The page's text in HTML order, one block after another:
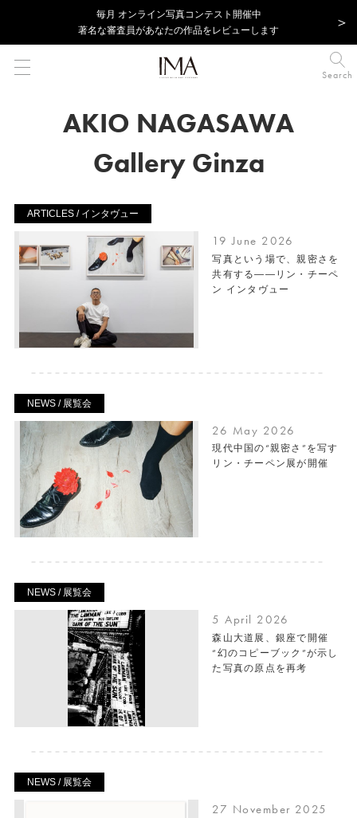
毎⽉ オンライン写真コンテスト開催中
著名な審査員があなたの作品をレビューします
Search
AKIO NAGASAWA
Gallery Ginza
ARTICLES / インタヴュー
19 June 2026
写真という場で、親密さを
共有する――リン・チーペ
ン インタヴュー
NEWS / 展覧会
26 May 2026
現代中国の“親密さ”を写す
リン・チーペン展が開催
NEWS / 展覧会
5 April 2026
森山大道展、銀座で開催
“幻のコピーブック”が示し
た写真の原点を再考
NEWS / 展覧会
27 November 2025